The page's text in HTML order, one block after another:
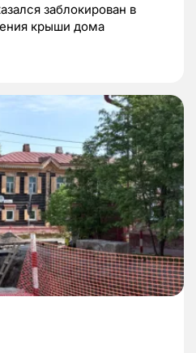
заблокирован в
крыши дома